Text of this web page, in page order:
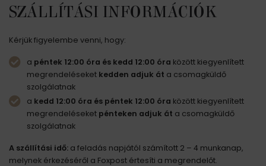
SZÁLLÍTÁSI INFORMÁCIÓK
Kérjük figyelembe venni, hogy:
a péntek 12:00 óra és kedd 12:00 óra között kiegyenlített
megrendeléseket kedden adjuk át a csomagküldő
szolgálatnak
a kedd 12:00 óra és péntek 12:00 óra között kiegyenlített
megrendeléseket pénteken adjuk át a csomagküldő
szolgálatnak
A szállítási idő: a feladás napjától számított 2 – 4 munkanap,
melynek érkezéséről a Foxpost értesíti a megrendelőt.